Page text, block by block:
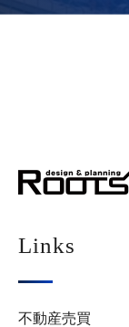
Links
不動産売買